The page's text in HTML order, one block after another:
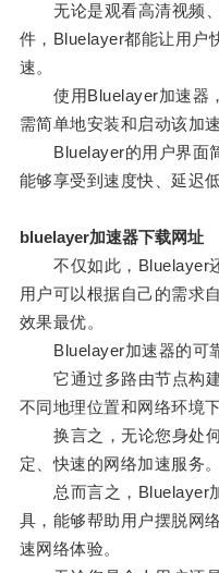
无论是观看高清视频、
件，Bluelayer都能让用户
速。
使用Bluelayer加速器，
需简单地安装和启动该加
Bluelayer的用户界面简
能够享受到速度快、延迟
bluelayer加速器下载网址
不仅如此，Bluelayer还
用户可以根据自己的需求
效果最优。
Bluelayer加速器的可靠
它通过多路由节点构建
不同地理位置和网络环境
换言之，无论您身处何
定、快速的网络加速服务。
总而言之，Bluelayer加
具，能够帮助用户摆脱网
速网络体验。